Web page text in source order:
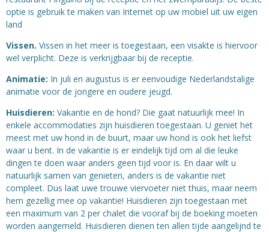
optie is gebruik te maken van Internet op uw mobiel uit uw eigen
land
Vissen. Vissen in het meer is toegestaan, een visakte is hiervoor
wel verplicht. Deze is verkrijgbaar bij de receptie.
Animatie: In juli en augustus is er eenvoudige Nederlandstalige
animatie voor de jongere en oudere jeugd.
Huisdieren: Vakantie en de hond? Die gaat natuurlijk mee! In
enkele accommodaties zijn huisdieren toegestaan. U geniet het
meest met uw hond in de buurt, maar uw hond is ook het liefst
waar u bent. In de vakantie is er eindelijk tijd om al die leuke
dingen te doen waar anders geen tijd voor is. En daar wilt u
natuurlijk samen van genieten, anders is de vakantie niet
compleet. Dus laat uwe trouwe viervoeter niet thuis, maar neem
hem gezellig mee op vakantie! Huisdieren zijn toegestaan met
een maximum van 2 per chalet die vooraf bij de boeking moeten
worden aangemeld. Huisdieren dienen ten allen tijde aangelijnd te